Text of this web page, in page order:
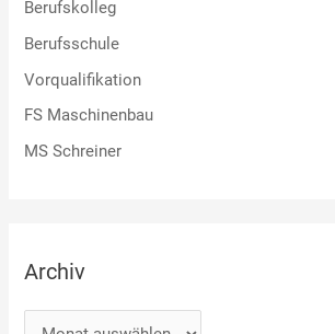
Berufskolleg
Berufsschule
Vorqualifikation
FS Maschinenbau
MS Schreiner
Archiv